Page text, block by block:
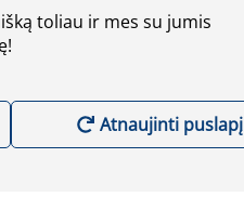
toliau ir mes su jumis
Atnaujinti puslapį